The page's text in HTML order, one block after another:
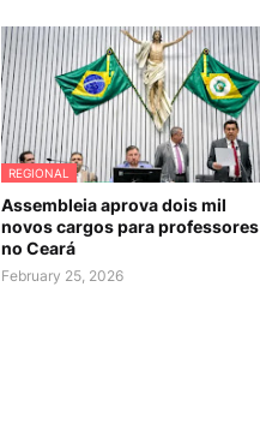
REGIONAL
Assembleia aprova dois mil
novos cargos para professores
no Ceará
February 25, 2026